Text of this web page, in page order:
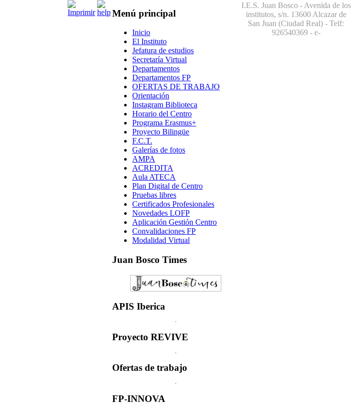
Menú principal
Inicio
El Instituto
Jefatura de estudios
Secretaría Virtual
Departamentos
Departamentos FP
OFERTAS DE TRABAJO
Orientación
Instagram Biblioteca
Horario del Centro
Programa Erasmus+
Proyecto Bilingüe
F.C.T.
Galerías de fotos
AMPA
ACREDITA
Aula ATECA
Plan Digital de Centro
Pruebas libres
Certificados Profesionales
Novedades LOFP
Aplicación Gestión Centro
Convalidaciones FP
Modalidad Virtual
Juan Bosco Times
APIS Iberica
Proyecto REVIVE
Ofertas de trabajo
FP-INNOVA
I.E.S. Juan Bosco - Avenida de los
institutos, s/n. 13600 Alcazar de
San Juan (Ciudad Real) - Telf:
926540369- e-